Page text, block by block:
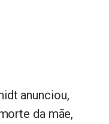
anunciou,
da mãe,